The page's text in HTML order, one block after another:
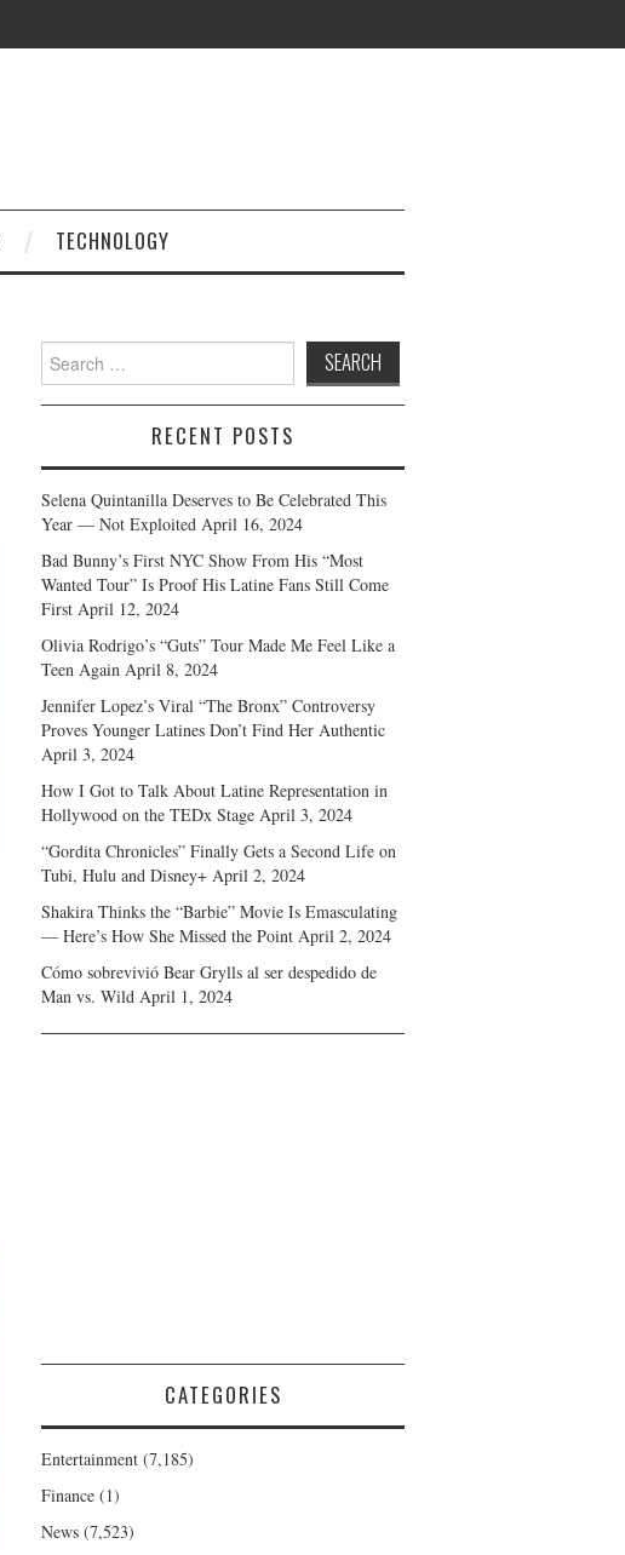
TECHNOLOGY
Search
for:
RECENT POSTS
Selena Quintanilla Deserves to Be Celebrated This
Year — Not Exploited April 16, 2024
Bad Bunny’s First NYC Show From His “Most
Wanted Tour” Is Proof His Latine Fans Still Come
First April 12, 2024
Olivia Rodrigo’s “Guts” Tour Made Me Feel Like a
Teen Again April 8, 2024
Jennifer Lopez’s Viral “The Bronx” Controversy
Proves Younger Latines Don’t Find Her Authentic
April 3, 2024
How I Got to Talk About Latine Representation in
Hollywood on the TEDx Stage April 3, 2024
“Gordita Chronicles” Finally Gets a Second Life on
Tubi, Hulu and Disney+ April 2, 2024
Shakira Thinks the “Barbie” Movie Is Emasculating
— Here’s How She Missed the Point April 2, 2024
Cómo sobrevivió Bear Grylls al ser despedido de
Man vs. Wild April 1, 2024
CATEGORIES
Entertainment (7,185)
Finance (1)
News (7,523)